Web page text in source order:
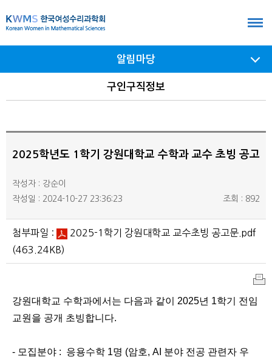
문
가
여닫기
알림마당
구인구직정보
2025학년도 1학기 강원대학교 수학과 교수 초빙 공고
작성자 : 강순이
작성일 : 2024-10-27 23:36:23
조회 : 892
첨부파일 :
2025-1학기 강원대학교 교수초빙 공고문.pdf
(463.24KB)
쇄
강원대학교 수학과에서는 다음과 같이 2025년 1학기 전임
교원을 공개 초빙합니다.
- 모집분야 : 응용수학 1명 (암호, AI 분야 전공 관련자 우